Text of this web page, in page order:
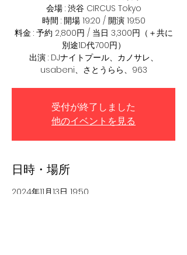
会場 : 渋谷 CIRCUS Tokyo
時間 : 開場 19:20 / 開演 19:50
料金 : 予約 2,800円 / 当日 3,300円（＋共に
別途1D代700円）
出演 : DJナイトプール、カノサレ、
usabeni、さとうらら、963
受付が終了しました
他のイベントを見る
日時・場所
2024年11月13日 19:50